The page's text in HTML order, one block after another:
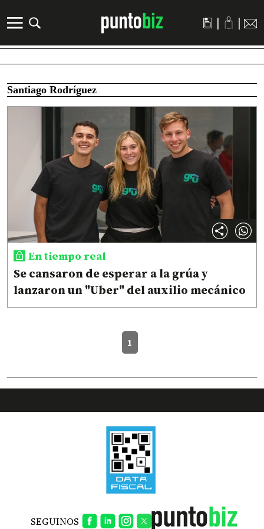
| |
Santiago Rodríguez
En tiempo real
Se cansaron de esperar a la grúa y
lanzaron un "Uber" del auxilio mecánico
1
SEGUINOS